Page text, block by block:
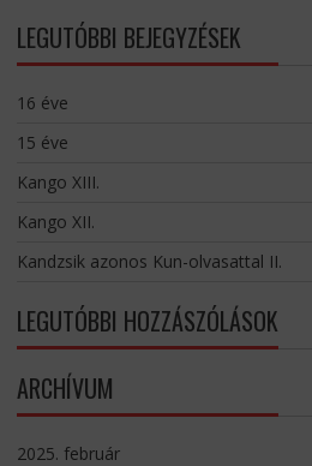
LEGUTÓBBI BEJEGYZÉSEK
16 éve
15 éve
Kango XIII.
Kango XII.
Kandzsik azonos Kun-olvasattal II.
LEGUTÓBBI HOZZÁSZÓLÁSOK
ARCHÍVUM
2025. február